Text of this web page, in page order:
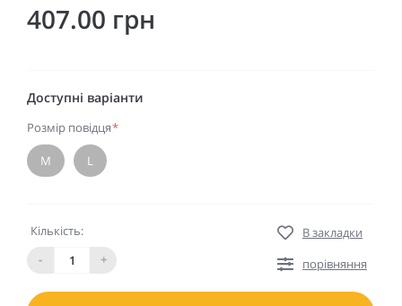
407.00 грн
Доступні варіанти
Розмір повідця*
M L
Кількість:
-
+
В закладки
порівняння